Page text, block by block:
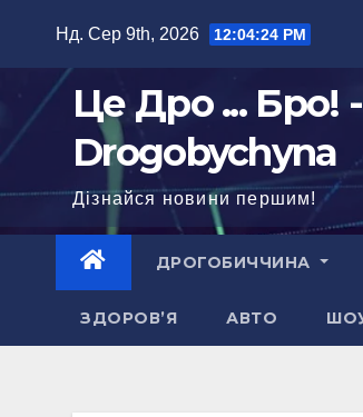
Нд. Сер 9th, 2026 12:04:25 PM
Це Дро ... Бро! -
Drogobychyna
Дізнайся новини першим!
ДРОГОБИЧЧИНА
ЗДОРОВ’Я АВТО